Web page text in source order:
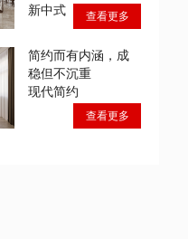
新中式
查看更多
简约而有内涵，成
稳但不沉重
现代简约
查看更多